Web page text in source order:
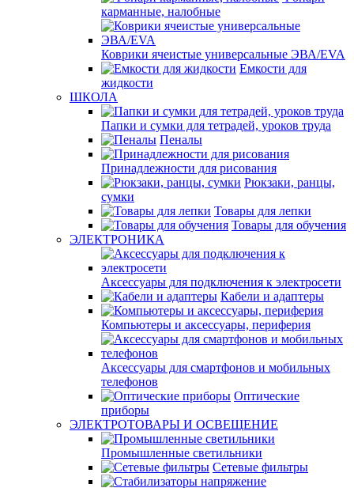
карманные, налобные
Коврики ячеистые универсальные ЭВА/EVA
Емкости для
жидкости
ШКОЛА
Папки и сумки для тетрадей, уроков труда
Пеналы
Принадлежности для рисования
Рюкзаки, ранцы,
сумки
Товары для лепки
Товары для обучения
ЭЛЕКТРОНИКА
Аксессуары для подключения к электросети
Кабели и адаптеры
Компьютеры и аксессуары, периферия
Аксессуары для смартфонов и мобильных
телефонов
Оптические
приборы
ЭЛЕКТРОТОВАРЫ И ОСВЕЩЕНИЕ
Промышленные светильники
Сетевые фильтры